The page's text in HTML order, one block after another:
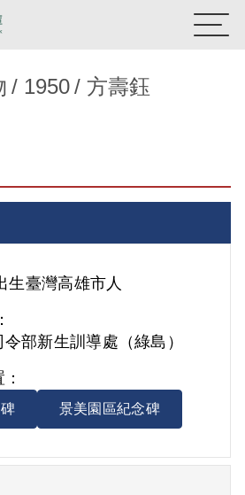
1950 方壽鈺
生臺灣高雄市人
部新生訓導處（綠島）
景美園區紀念碑